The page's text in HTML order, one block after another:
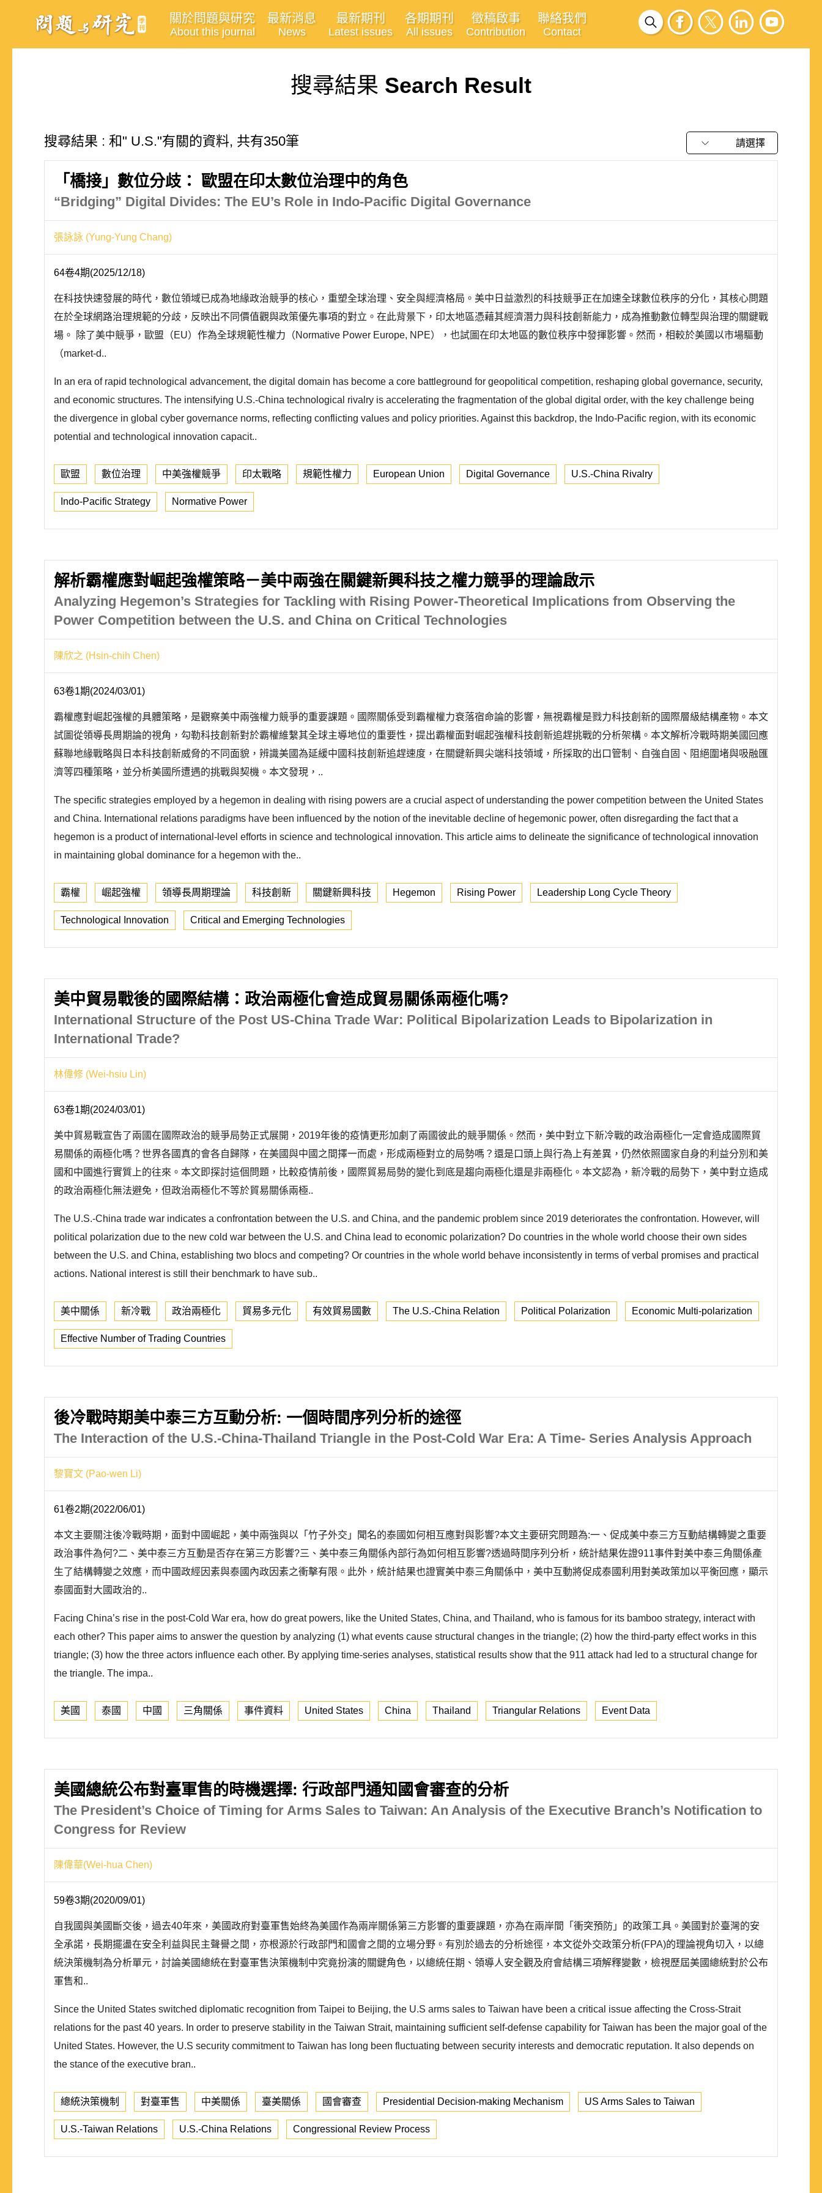
關於問題與研究
About this journal
最新消息
News
最新期刊
Latest issues
各期期刊
All issues
徵稿啟事
Contribution
聯絡我們
Contact
搜尋結果 Search Result
搜尋結果 : 和" U.S."有關的資料, 共有350筆 請選擇
「橋接」數位分歧： 歐盟在印太數位治理中的角色
“Bridging” Digital Divides: The EU’s Role in Indo-Pacific Digital Governance
張詠詠 (Yung-Yung Chang)
64卷4期(2025/12/18)
在科技快速發展的時代，數位領域已成為地緣政治競爭的核心，重塑全球治理、安全與經濟格局。美中日益激烈的科技競爭正在加速全球數位秩序的分化，其核心問題
在於全球網路治理規範的分歧，反映出不同價值觀與政策優先事項的對立。在此背景下，印太地區憑藉其經濟潛力與科技創新能力，成為推動數位轉型與治理的關鍵戰
場。 除了美中競爭，歐盟（EU）作為全球規範性權力（Normative Power Europe, NPE），也試圖在印太地區的數位秩序中發揮影響。然而，相較於美國以市場驅動
（market-d..
In an era of rapid technological advancement, the digital domain has become a core battleground for geopolitical competition, reshaping global governance, security,
and economic structures. The intensifying U.S.-China technological rivalry is accelerating the fragmentation of the global digital order, with the key challenge being
the divergence in global cyber governance norms, reflecting conflicting values and policy priorities. Against this backdrop, the Indo-Pacific region, with its economic
potential and technological innovation capacit..
歐盟 數位治理 中美強權競爭 印太戰略 規範性權力 European Union Digital Governance U.S.-China Rivalry
Indo-Pacific Strategy Normative Power
解析霸權應對崛起強權策略－美中兩強在關鍵新興科技之權力競爭的理論啟示
Analyzing Hegemon’s Strategies for Tackling with Rising Power-Theoretical Implications from Observing the
Power Competition between the U.S. and China on Critical Technologies
陳欣之 (Hsin-chih Chen)
63卷1期(2024/03/01)
霸權應對崛起強權的具體策略，是觀察美中兩強權力競爭的重要課題。國際關係受到霸權權力衰落宿命論的影響，無視霸權是戮力科技創新的國際層級結構產物。本文
試圖從領導長周期論的視角，勾勒科技創新對於霸權維繫其全球主導地位的重要性，提出霸權面對崛起強權科技創新追趕挑戰的分析架構。本文解析冷戰時期美國回應
蘇聯地緣戰略與日本科技創新威脅的不同面貌，辨識美國為延緩中國科技創新追趕速度，在關鍵新興尖端科技領域，所採取的出口管制、自強自固、阻絕圍堵與吸融匯
濟等四種策略，並分析美國所遭遇的挑戰與契機。本文發現，..
The specific strategies employed by a hegemon in dealing with rising powers are a crucial aspect of understanding the power competition between the United States
and China. International relations paradigms have been influenced by the notion of the inevitable decline of hegemonic power, often disregarding the fact that a
hegemon is a product of international-level efforts in science and technological innovation. This article aims to delineate the significance of technological innovation
in maintaining global dominance for a hegemon with the..
霸權 崛起強權 領導長周期理論 科技創新 關鍵新興科技 Hegemon Rising Power Leadership Long Cycle Theory
Technological Innovation Critical and Emerging Technologies
美中貿易戰後的國際結構：政治兩極化會造成貿易關係兩極化嗎?
International Structure of the Post US-China Trade War: Political Bipolarization Leads to Bipolarization in
International Trade?
林偉修 (Wei-hsiu Lin)
63卷1期(2024/03/01)
美中貿易戰宣告了兩國在國際政治的競爭局勢正式展開，2019年後的疫情更形加劇了兩國彼此的競爭關係。然而，美中對立下新冷戰的政治兩極化一定會造成國際貿
易關係的兩極化嗎？世界各國真的會各自歸隊，在美國與中國之間擇一而處，形成兩極對立的局勢嗎？還是口頭上與行為上有差異，仍然依照國家自身的利益分別和美
國和中國進行實質上的往來。本文即探討這個問題，比較疫情前後，國際貿易局勢的變化到底是趨向兩極化還是非兩極化。本文認為，新冷戰的局勢下，美中對立造成
的政治兩極化無法避免，但政治兩極化不等於貿易關係兩極..
The U.S.-China trade war indicates a confrontation between the U.S. and China, and the pandemic problem since 2019 deteriorates the confrontation. However, will
political polarization due to the new cold war between the U.S. and China lead to economic polarization? Do countries in the whole world choose their own sides
between the U.S. and China, establishing two blocs and competing? Or countries in the whole world behave inconsistently in terms of verbal promises and practical
actions. National interest is still their benchmark to have sub..
美中關係 新冷戰 政治兩極化 貿易多元化 有效貿易國數 The U.S.-China Relation Political Polarization Economic Multi-polarization
Effective Number of Trading Countries
後冷戰時期美中泰三方互動分析: 一個時間序列分析的途徑
The Interaction of the U.S.-China-Thailand Triangle in the Post-Cold War Era: A Time- Series Analysis Approach
黎寶文 (Pao-wen Li)
61卷2期(2022/06/01)
本文主要關注後冷戰時期，面對中國崛起，美中兩強與以「竹子外交」聞名的泰國如何相互應對與影響?本文主要研究問題為:一、促成美中泰三方互動結構轉變之重要
政治事件為何?二、美中泰三方互動是否存在第三方影響?三、美中泰三角關係內部行為如何相互影響?透過時間序列分析，統計結果佐證911事件對美中泰三角關係產
生了結構轉變之效應，而中國政經因素與泰國內政因素之衝擊有限。此外，統計結果也證實美中泰三角關係中，美中互動將促成泰國利用對美政策加以平衡回應，顯示
泰國面對大國政治的..
Facing China’s rise in the post-Cold War era, how do great powers, like the United States, China, and Thailand, who is famous for its bamboo strategy, interact with
each other? This paper aims to answer the question by analyzing (1) what events cause structural changes in the triangle; (2) how the third-party effect works in this
triangle; (3) how the three actors influence each other. By applying time-series analyses, statistical results show that the 911 attack had led to a structural change for
the triangle. The impa..
美國 泰國 中國 三角關係 事件資料 United States China Thailand Triangular Relations Event Data
美國總統公布對臺軍售的時機選擇: 行政部門通知國會審查的分析
The President’s Choice of Timing for Arms Sales to Taiwan: An Analysis of the Executive Branch’s Notification to
Congress for Review
陳偉華(Wei-hua Chen)
59卷3期(2020/09/01)
自我國與美國斷交後，過去40年來，美國政府對臺軍售始終為美國作為兩岸關係第三方影響的重要課題，亦為在兩岸間「衝突預防」的政策工具。美國對於臺灣的安
全承諾，長期擺盪在安全利益與民主聲譽之間，亦根源於行政部門和國會之間的立場分野。有別於過去的分析途徑，本文從外交政策分析(FPA)的理論視角切入，以總
統決策機制為分析單元，討論美國總統在對臺軍售決策機制中究竟扮演的關鍵角色，以總統任期、領導人安全觀及府會結構三項解釋變數，檢視歷屆美國總統對於公布
軍售和..
Since the United States switched diplomatic recognition from Taipei to Beijing, the U.S arms sales to Taiwan have been a critical issue affecting the Cross-Strait
relations for the past 40 years. In order to preserve stability in the Taiwan Strait, maintaining sufficient self-defense capability for Taiwan has been the major goal of the
United States. However, the U.S security commitment to Taiwan has long been fluctuating between security interests and democratic reputation. It also depends on
the stance of the executive bran..
總統決策機制 對臺軍售 中美關係 臺美關係 國會審查 Presidential Decision-making Mechanism US Arms Sales to Taiwan
U.S.-Taiwan Relations U.S.-China Relations Congressional Review Process